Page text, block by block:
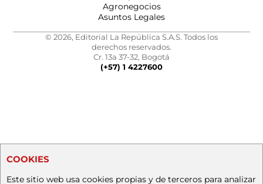
Agronegocios
Asuntos Legales
© 2026, Editorial La República S.A.S. Todos los
derechos reservados.
Cr. 13a 37-32, Bogotá
(+57) 1 4227600
COOKIES
Este sitio web usa cookies propias y de terceros para analizar